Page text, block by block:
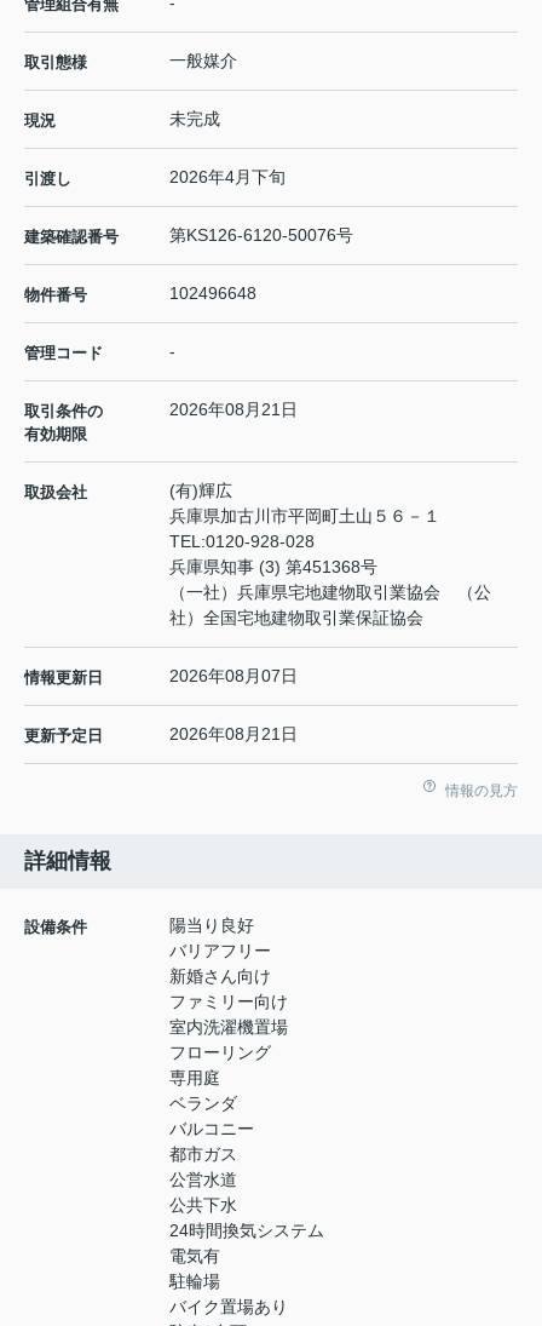
管理組合有無
取引態様 一般媒介
現況 未完成
引渡し 2026年4月下旬
建築確認番号 第KS126-6120-50076号
物件番号 102496648
管理コード -
取引条件の
有効期限
2026年08月21日
取扱会社
(有)輝広
兵庫県加古川市平岡町土山５６－１
TEL:0120-928-028
兵庫県知事 (3) 第451368号
（一社）兵庫県宅地建物取引業協会 （公
社）全国宅地建物取引業保証協会
情報更新日 2026年08月07日
更新予定日 2026年08月21日
情報の見方
詳細情報
設備条件
陽当り良好
バリアフリー
新婚さん向け
ファミリー向け
室内洗濯機置場
フローリング
専用庭
ベランダ
バルコニー
都市ガス
公営水道
公共下水
24時間換気システム
電気有
駐輪場
バイク置場あり